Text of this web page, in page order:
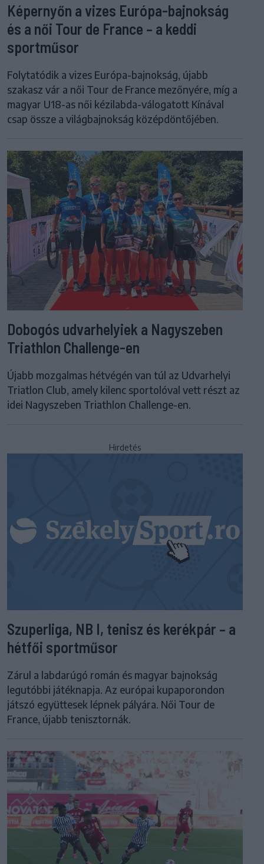
Képernyőn a vizes Európa-bajnokság
és a női Tour de France – a keddi
sportműsor
Folytatódik a vizes Európa-bajnokság, újabb
szakasz vár a női Tour de France mezőnyére, míg a
magyar U18-as női kézilabda-válogatott Kínával
csap össze a világbajnokság középdöntőjében.
Dobogós udvarhelyiek a Nagyszeben
Triathlon Challenge-en
Újabb mozgalmas hétvégén van túl az Udvarhelyi
Triatlon Club, amely kilenc sportolóval vett részt az
idei Nagyszeben Triathlon Challenge-en.
Hirdetés
Szuperliga, NB I, tenisz és kerékpár – a
hétfői sportműsor
Zárul a labdarúgó román és magyar bajnokság
legutóbbi játéknapja. Az európai kupaporondon
játszó együttesek lépnek pályára. Női Tour de
France, újabb tenisztornák.